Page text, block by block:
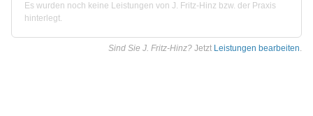
Es wurden noch keine Leistungen von J. Fritz-Hinz bzw. der Praxis
hinterlegt.
Sind Sie J. Fritz-Hinz? Jetzt Leistungen bearbeiten.